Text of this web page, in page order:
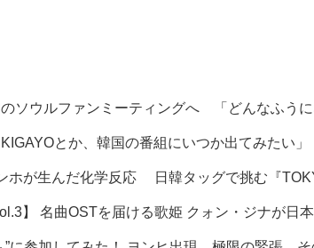
ソウルファンミーティングへ 「どんなふうに
とか、韓国の番組にいつか出てみたい」
ホが生んだ化学反応 日韓タッグで挑む『
】 名曲OSTを届ける歌姫 クォン・ジナが日